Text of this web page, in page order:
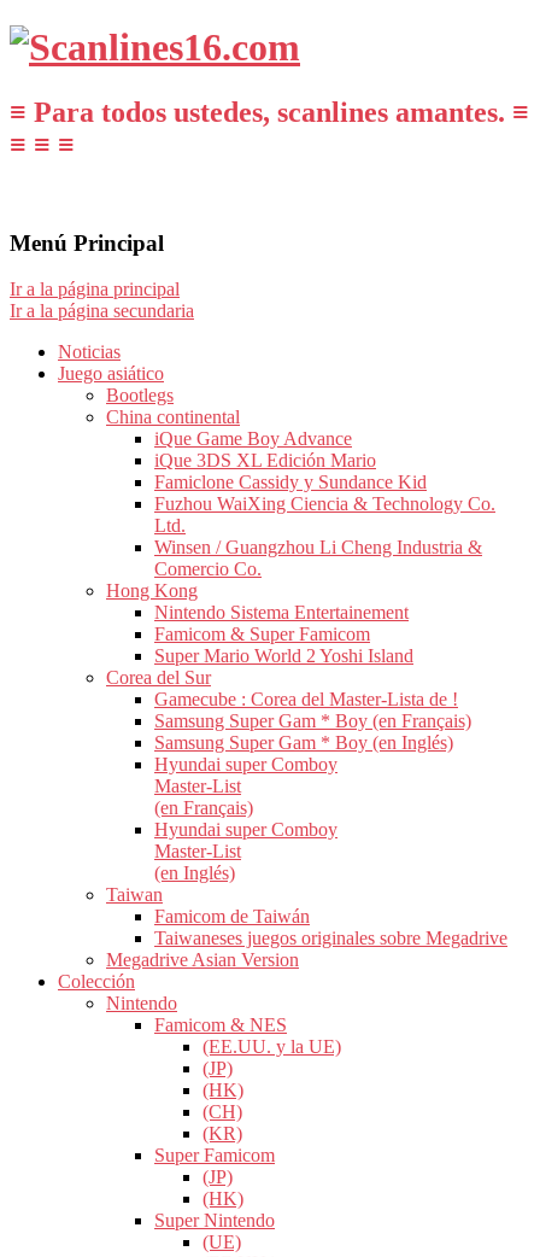
≡ Para todos ustedes, scanlines amantes. ≡
≡ ≡ ≡
Menú Principal
Ir a la página principal
Ir a la página secundaria
Noticias
Juego asiático
Bootlegs
China continental
iQue Game Boy Advance
iQue 3DS XL Edición Mario
Famiclone Cassidy y Sundance Kid
Fuzhou WaiXing Ciencia & Technology Co.
Ltd.
Winsen / Guangzhou Li Cheng Industria &
Comercio Co.
Hong Kong
Nintendo Sistema Entertainement
Famicom & Super Famicom
Super Mario World 2 Yoshi Island
Corea del Sur
Gamecube : Corea del Master-Lista de !
Samsung Super Gam * Boy (en Français)
Samsung Super Gam * Boy (en Inglés)
Hyundai super Comboy
Master-List
(en Français)
Hyundai super Comboy
Master-List
(en Inglés)
Taiwan
Famicom de Taiwán
Taiwaneses juegos originales sobre Megadrive
Megadrive Asian Version
Colección
Nintendo
Famicom & NES
(EE.UU. y la UE)
(JP)
(HK)
(CH)
(KR)
Super Famicom
(JP)
(HK)
Super Nintendo
(UE)